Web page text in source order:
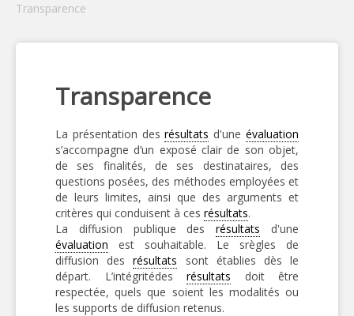
Transparence
Transparence
La présentation desrésultats d'uneévaluation
s’accompagne d’un exposé clair de son objet,
de ses finalités, de ses destinataires, des
questions posées, des méthodes employées et
de leurs limites, ainsi que des arguments et
critères qui conduisent à ces résultats.
La diffusion publique desrésultats d'une
évaluation est souhaitable. Le srègles de
diffusion desrésultats sont établies dès le
départ. L’intégritédes résultats doit être
respectée, quels que soient les modalités ou
les supports de diffusion retenus.